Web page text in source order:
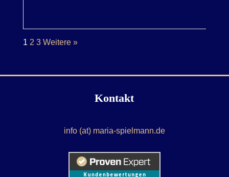
1 2 3 Weitere »
Kontakt
info (at) maria-spielmann.de